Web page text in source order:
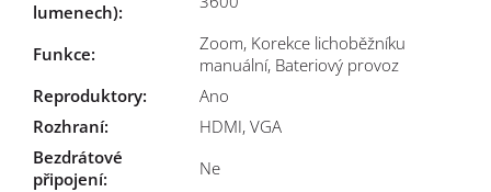
lumenech):
Funkce:
Zoom, Korekce lichoběžníku
manuální, Bateriový provoz
Reproduktory:
Ano
Rozhraní:
HDMI, VGA
Bezdrátové
připojení:
Ne